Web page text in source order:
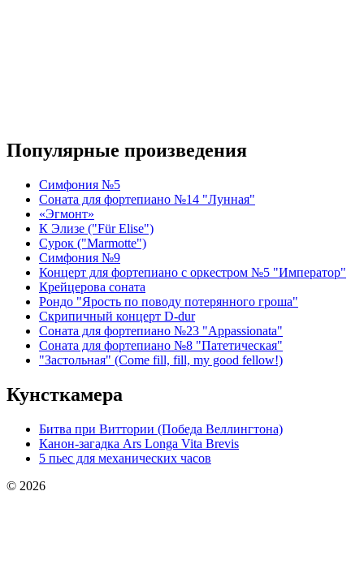
Популярные произведения
Симфония №5
Соната для фортепиано №14 "Лунная"
«Эгмонт»
К Элизе ("Für Elise")
Сурок ("Marmotte")
Симфония №9
Концерт для фортепиано с оркестром №5 "Император"
Крейцерова соната
Рондо "Ярость по поводу потерянного гроша"
Скрипичный концерт D-dur
Соната для фортепиано №23 "Appassionata"
Соната для фортепиано №8 "Патетическая"
"Застольная" (Come fill, fill, my good fellow!)
Кунсткамера
Битва при Виттории (Победа Веллингтона)
Канон-загадка Ars Longa Vita Brevis
5 пьес для механических часов
© 2026